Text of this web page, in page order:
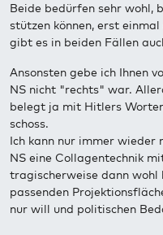
Beide bedürfen sehr wohl,
stützen können, erst
gibt es in beiden Fällen
Ansonsten gebe ich Ihnen
NS nicht "rechts" war.
belegt ja mit Hitlers
schoss.
Ich kann nur immer wieder
NS eine Collagentechnik
tragischerweise dann
passenden
nur will und politischen